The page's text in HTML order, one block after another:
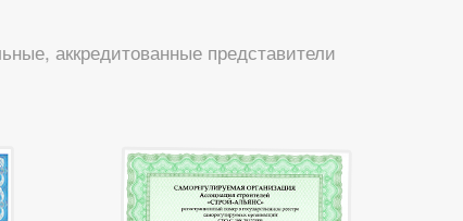
аккредитованные представители